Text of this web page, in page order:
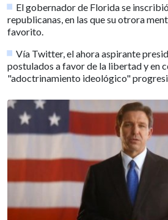
El gobernador de Florida se
republicanas, en las que su otrora
favorito.
Vía Twitter, el ahora aspirante
postulados a favor de la libertad y en
"adoctrinamiento ideológico"